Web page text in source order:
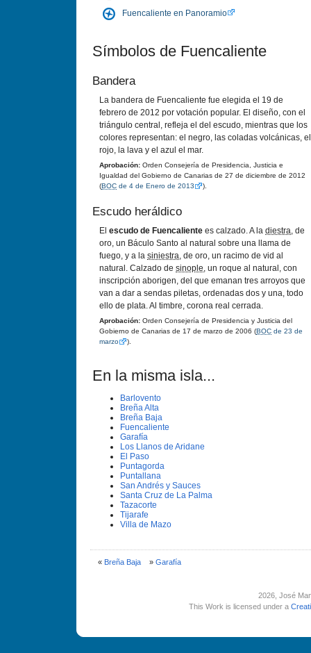
Fuencaliente en Panoramio
Sí­mbolos de Fuencaliente
Bandera
La bandera de Fuencaliente fue elegida el 19 de
febrero de 2012 por votación popular. El diseño, con el
triángulo central, refleja el del escudo, mientras que los
colores representan: el negro, las coladas volcánicas, el
rojo, la lava y el azul el mar.
Aprobación: Orden Consejerí­a de Presidencia, Justicia e
Igualdad del Gobierno de Canarias de 27 de diciembre de 2012
(BOC de 4 de Enero de 2013 ).
Escudo heráldico
El escudo de Fuencaliente es calzado. A la diestra, de
oro, un Báculo Santo al natural sobre una llama de
fuego, y a la siniestra, de oro, un racimo de vid al
natural. Calzado de sinople, un roque al natural, con
inscripción aborigen, del que emanan tres arroyos que
van a dar a sendas piletas, ordenadas dos y una, todo
ello de plata. Al timbre, corona real cerrada.
Aprobación: Orden Consejerí­a de Presidencia y Justicia del
Gobierno de Canarias de 17 de marzo de 2006 (BOC de 23 de
marzo
).
En la misma isla...
Barlovento
Breña Alta
Breña Baja
Fuencaliente
Garafí­a
Los Llanos de Aridane
El Paso
Puntagorda
Puntallana
San Andrés y Sauces
Santa Cruz de La Palma
Tazacorte
Tijarafe
Villa de Mazo
« Breña Baja» Garafí­a
2026, José
This Work is licensed under a